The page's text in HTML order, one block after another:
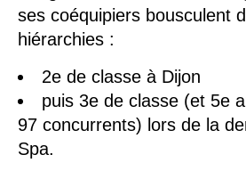
ses coéquipiers bousculent
hiérarchies :
2e de classe à Dijon
puis 3e de classe (et 5e
97 concurrents) lors de la
Spa.